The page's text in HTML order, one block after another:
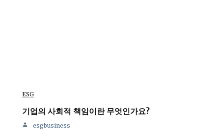
ESG
기업의 사회적 책임이란 무엇인가요?
esgbusiness